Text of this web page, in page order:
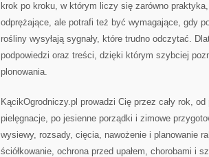
krok po kroku, w którym liczy się zarówno
odprężające, ale potrafi też być wymagające, gdy
rośliny wysyłają sygnały, które trudno odczytać.
podpowiedzi oraz treści, dzięki którym szybciej
plonowania.
KącikOgrodniczy.pl prowadzi Cię przez cały rok,
pielęgnacje, po jesienne porządki i zimowe
wysiewy, rozsady, cięcia, nawożenie i planowanie
ściółkowanie, ochrona przed upałem, chorobami i